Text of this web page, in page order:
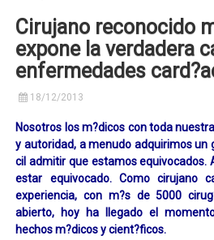
Cirujano reconocido
expone la verdadera
enfermedades
18/12/2013
Nosotros los m?dicos con toda
y autoridad, a menudo adquirimos un
cil admitir que estamos equivocados.
estar equivocado. Como cirujano
experiencia, con m?s de 5000
abierto, hoy ha llegado el
hechos m?dicos y cient?ficos.